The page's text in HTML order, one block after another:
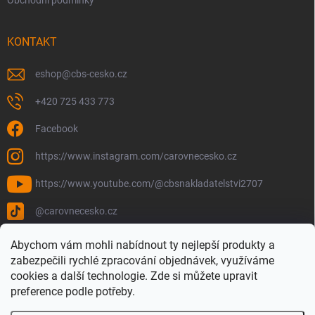
Abychom vám mohli nabídnout ty nejlepší produkty a
zabezpečili rychlé zpracování objednávek, využíváme
cookies a další technologie. Zde si můžete upravit
preference podle potřeby.
KONTAKT
eshop@cbs-cesko.cz
+420 725 433 773
Facebook
https://www.instagram.com/carovnecesko.cz
https://www.youtube.com/@cbsnakladatelstvi2707
@carovnecesko.cz